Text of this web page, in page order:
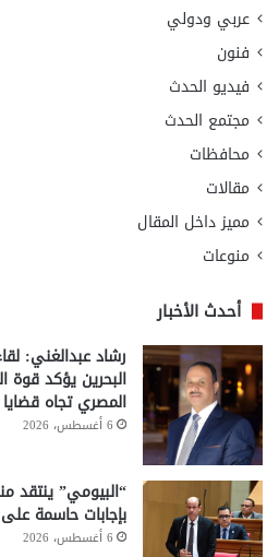
عربي ودولي
فنون
فيديو الحدث
مجتمع الحدث
محافظات
مقالات
مميز داخل المقال
منوعات
أحدث الأخبار
رشاد عبدالغني:
البحرين يؤكد قوة
المصري تجاه
6 أغسطس، 2026
“البيومي” ينتقد
بإجابات حاسمة
6 أغسطس، 2026